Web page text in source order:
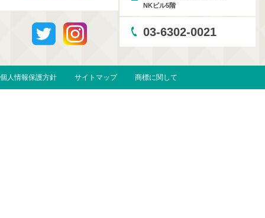
NKビル5階
03-6302-0021
個人情報保護方針 サイトマップ 商標に関して